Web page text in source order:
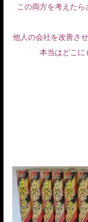
この両方を考えた
他人の会社を改善さ
本当はどこに